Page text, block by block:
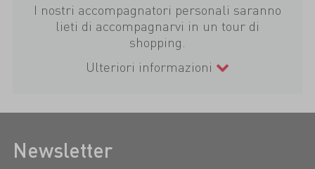
I nostri accompagnatori personali saranno
lieti di accompagnarvi in un tour di
shopping.
Ulteriori informazioni
Newsletter